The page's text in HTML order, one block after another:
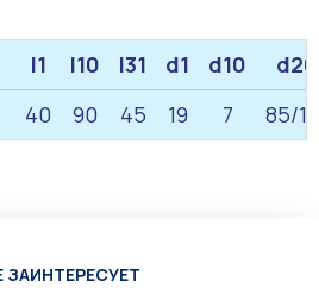
l1 l10 l31 d1 d10
d20
40 90 45 19 7 85/